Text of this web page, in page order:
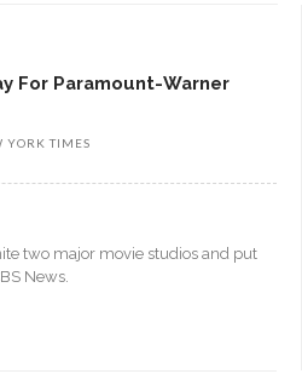
For Paramount-Warner
YORK TIMES
two major movie studios and put
News.